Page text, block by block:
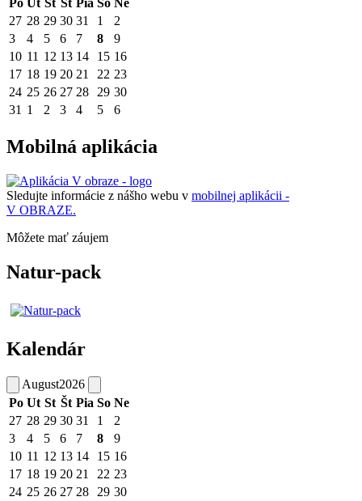
Po Ut St Št Pia So Ne
27 28 29 30 31 1
2
3
4 5 6 7 8
9
10 11 12 13 14 15 16
17 18 19 20 21 22 23
24 25 26 27 28 29 30
31 1 2 3 4 5 6
Mobilná aplikácia
Sledujte informácie z nášho webu v mobilnej aplikácii -
V OBRAZE.
Môžete mať záujem
Natur-pack
Kalendár
August2026
Po Ut St Št Pia So Ne
27 28 29 30 31 1
2
3
4 5 6 7 8
9
10 11 12 13 14 15 16
17 18 19 20 21 22 23
24 25 26 27 28 29 30